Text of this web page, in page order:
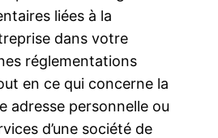
liées à la
dans votre
réglementations
en ce qui concerne la
adresse personnelle ou
d’une société de